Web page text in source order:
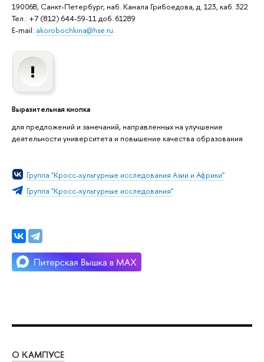
190068, Санкт-Петербург, наб. Канала Грибоедова, д. 123, каб. 322
Тел.: +7 (812) 644-59-11 доб. 61289
E-mail: akorobochkina@hse.ru
Выразительная кнопка
для предложений и замечаний, направленных на улучшение
деятельности университета и повышение качества образования
Группа "Кросс-культурные исследования Азии и Африки"
Группа "Кросс-культурные исследования"
О КАМПУСЕ